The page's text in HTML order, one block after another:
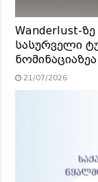
Wanderlust-
სასურველი
21/07/2026